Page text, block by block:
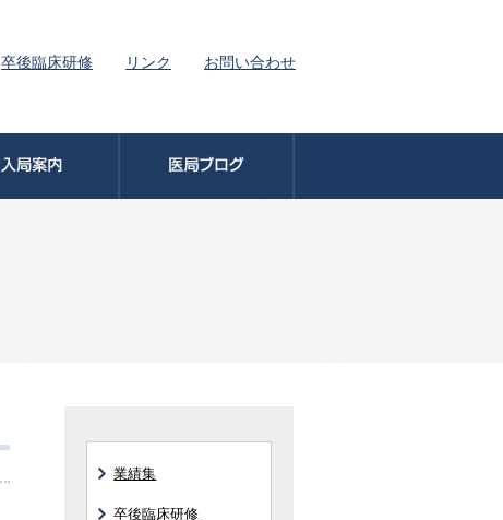
卒後臨床研修 リンク お問い合わせ
業績集
卒後臨床研修